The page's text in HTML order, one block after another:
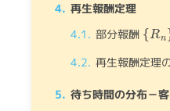
再生報酬定理
部分報酬
{Rn }
再生報酬定理
待ち時間の分布－